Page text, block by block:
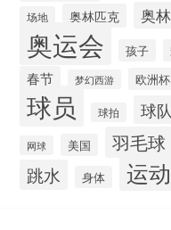
场地 奥林匹克 奥
奥运会 孩子
春节 梦幻西游 欧洲杯
球员 球拍 球队
网球 美国 羽毛球
跳水 身体 运